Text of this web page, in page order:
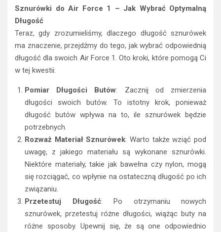
Sznurówki do Air Force 1 – Jak Wybrać Optymalną
Długość
Teraz, gdy zrozumieliśmy, dlaczego długość sznurówek
ma znaczenie, przejdźmy do tego, jak wybrać odpowiednią
długość dla swoich Air Force 1. Oto kroki, które pomogą Ci
w tej kwestii:
Pomiar Długości Butów: Zacznij od zmierzenia
długości swoich butów. To istotny krok, ponieważ
długość butów wpływa na to, ile sznurówek będzie
potrzebnych.
Rozważ Materiał Sznurówek: Warto także wziąć pod
uwagę, z jakiego materiału są wykonane sznurówki.
Niektóre materiały, takie jak bawełna czy nylon, mogą
się rozciągać, co wpłynie na ostateczną długość po ich
związaniu.
Przetestuj Długość: Po otrzymaniu nowych
sznurówek, przetestuj różne długości, wiążąc buty na
różne sposoby. Upewnij się, że są one odpowiednio